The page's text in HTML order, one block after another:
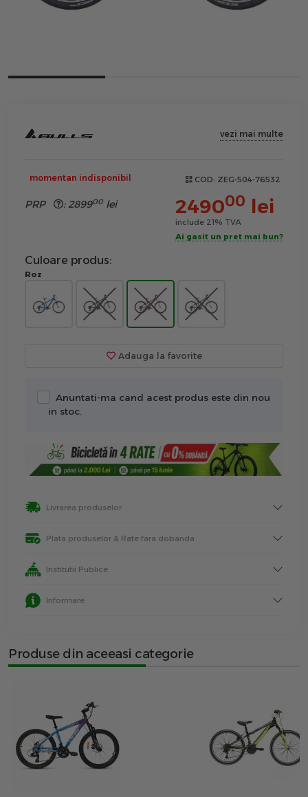
vezi mai multe
momentan indisponibil COD: ZEG-504-76532
PRP :289900 lei 249000 lei
include 21% TVA
Ai gasit un pret mai bun?
Culoare produs:
Roz
Adauga la favorite
Anuntati-ma cand acest produs este din nou
in stoc.
Livrarea produselor
Plata produselor & Rate fara dobanda
Institutii Publice
Informare
Produse din aceeasi categorie